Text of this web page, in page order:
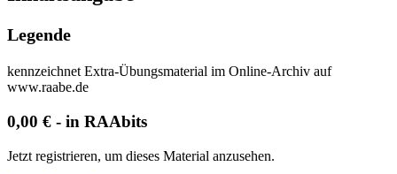
Legende
kennzeichnet Extra-Übungsmaterial im Online-Archiv auf
www.raabe.de
0,00 € - in RAAbits
Jetzt registrieren, um dieses Material anzusehen.